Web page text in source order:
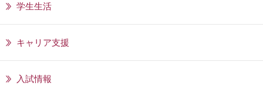
学生生活
キャリア支援
入試情報